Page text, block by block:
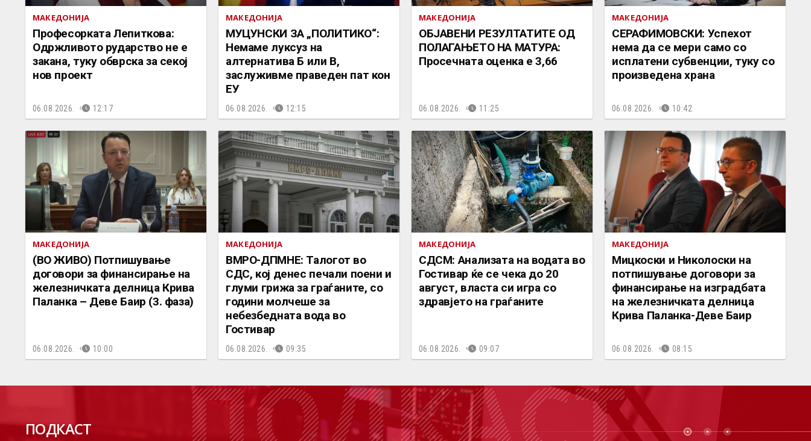
МАКЕДОНИЈА
Професорката Лепиткова:
Одржливото рударство не е
закана, туку обврска за секој
нов проект
06.08.2026. 12:17
МАКЕДОНИЈА
МУЦУНСКИ ЗА „ПОЛИТИКО“:
Немаме луксуз на
алтернатива Б или В,
заслуживме праведен пат кон
ЕУ
06.08.2026. 12:15
МАКЕДОНИЈА
ОБЈАВЕНИ РЕЗУЛТАТИТЕ ОД
ПОЛАГАЊЕТО НА МАТУРА:
Просечната оценка е 3,66
06.08.2026. 11:25
МАКЕДОНИЈА
СЕРАФИМОВСКИ: Успехот
нема да се мери само со
исплатени субвенции, туку со
произведена храна
06.08.2026. 10:42
МАКЕДОНИЈА
(ВО ЖИВО) Потпишување
договори за финансирање на
железничката делница Крива
Паланка – Деве Баир (3. фаза)
06.08.2026. 10:00
МАКЕДОНИЈА
ВМРО-ДПМНЕ: Талогот во
СДС, кој денес печали поени и
глуми грижа за граѓаните, со
години молчеше за
небезбедната вода во
Гостивар
06.08.2026. 09:35
МАКЕДОНИЈА
СДСМ: Анализата на водата во
Гостивар ќе се чека до 20
август, власта си игра со
здравјето на граѓаните
06.08.2026. 09:07
МАКЕДОНИЈА
Мицкоски и Николоски на
потпишување договори за
финансирање на изградбата
на железничката делница
Крива Паланка-Деве Баир
06.08.2026. 08:15
ПОДКАСТ